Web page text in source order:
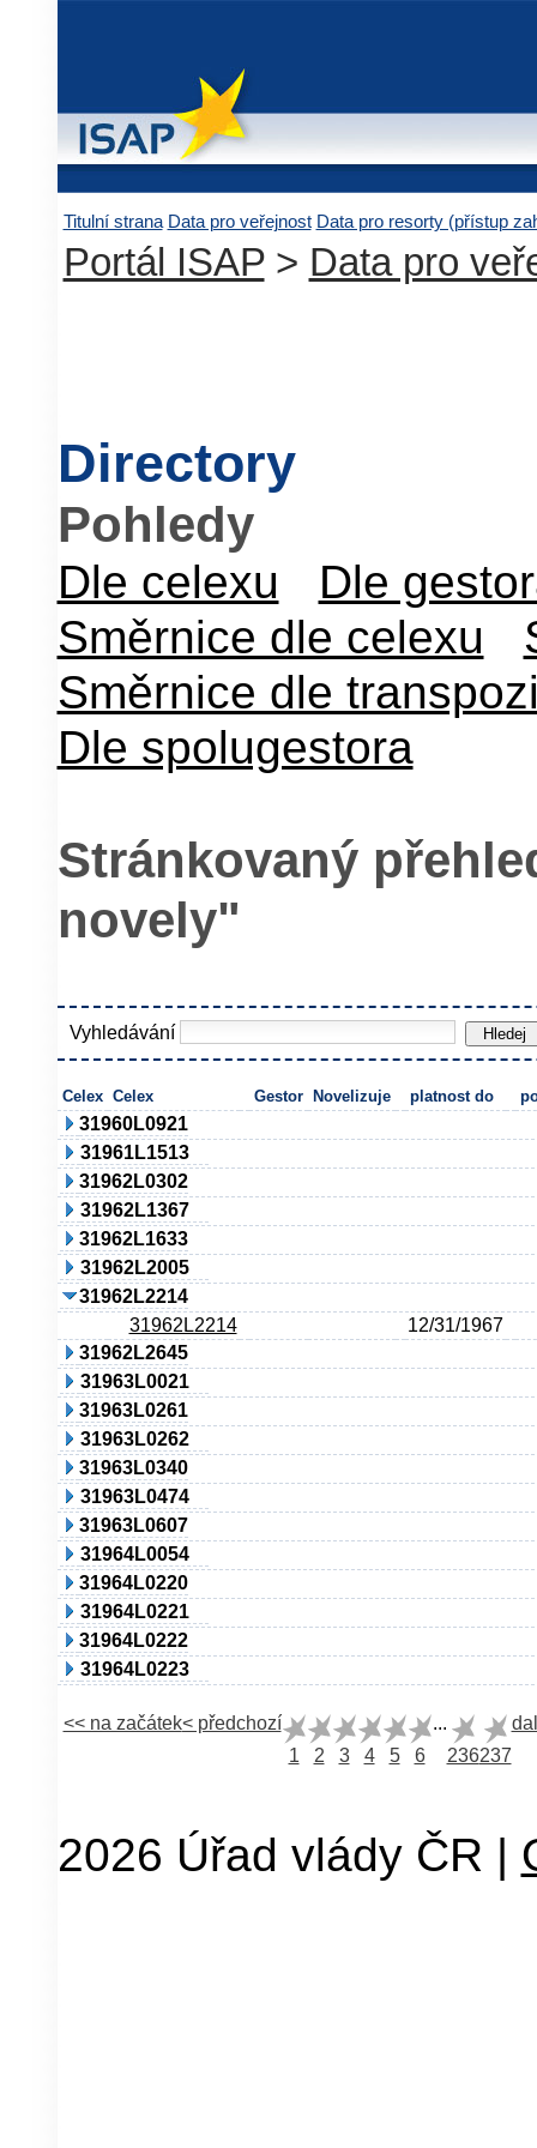
Titulní strana Data pro veřejnost Data pro resorty (přístup
Portál ISAP> Data pro
Directory
Pohledy
Dle celexu
Dle
Směrnice dle celexu
Směrnice dle
Dle spolugestora
Stránkovaný
novely"
Vyhledávání
Celex Celex Gestor Novelizuje platnost do
31960L0921
31961L1513
31962L0302
31962L1367
31962L1633
31962L2005
31962L2214
31962L2214
12/31/1967
31962L2645
31963L0021
31963L0261
31963L0262
31963L0340
31963L0474
31963L0607
31964L0054
31964L0220
31964L0221
31964L0222
31964L0223
<< na začátek< předchozí
1
2 3 4 5 6
...
236237
2026 Úřad vlády ČR |